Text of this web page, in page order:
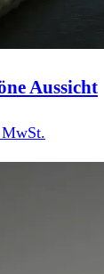
Aussicht